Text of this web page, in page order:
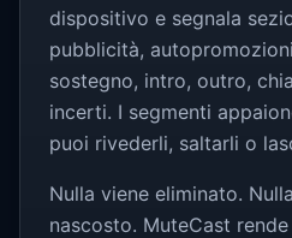
dispositivo e segnala
pubblicità,
sostegno, intro, outro,
incerti. I segmenti
puoi rivederli, saltarli o
Nulla viene eliminato.
nascosto. MuteCast